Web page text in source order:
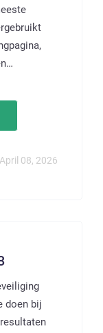
08, 2026
doen bij